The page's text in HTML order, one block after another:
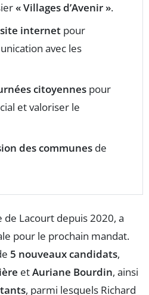
« Villages d’Avenir ».
site internet pour
avec les
citoyennes pour
et valoriser le
des communes de
de Lacourt depuis 2020, a
pour le prochain mandat.
5 nouveaux candidats,
etAuriane Bourdin, ainsi
, parmi lesquels Richard